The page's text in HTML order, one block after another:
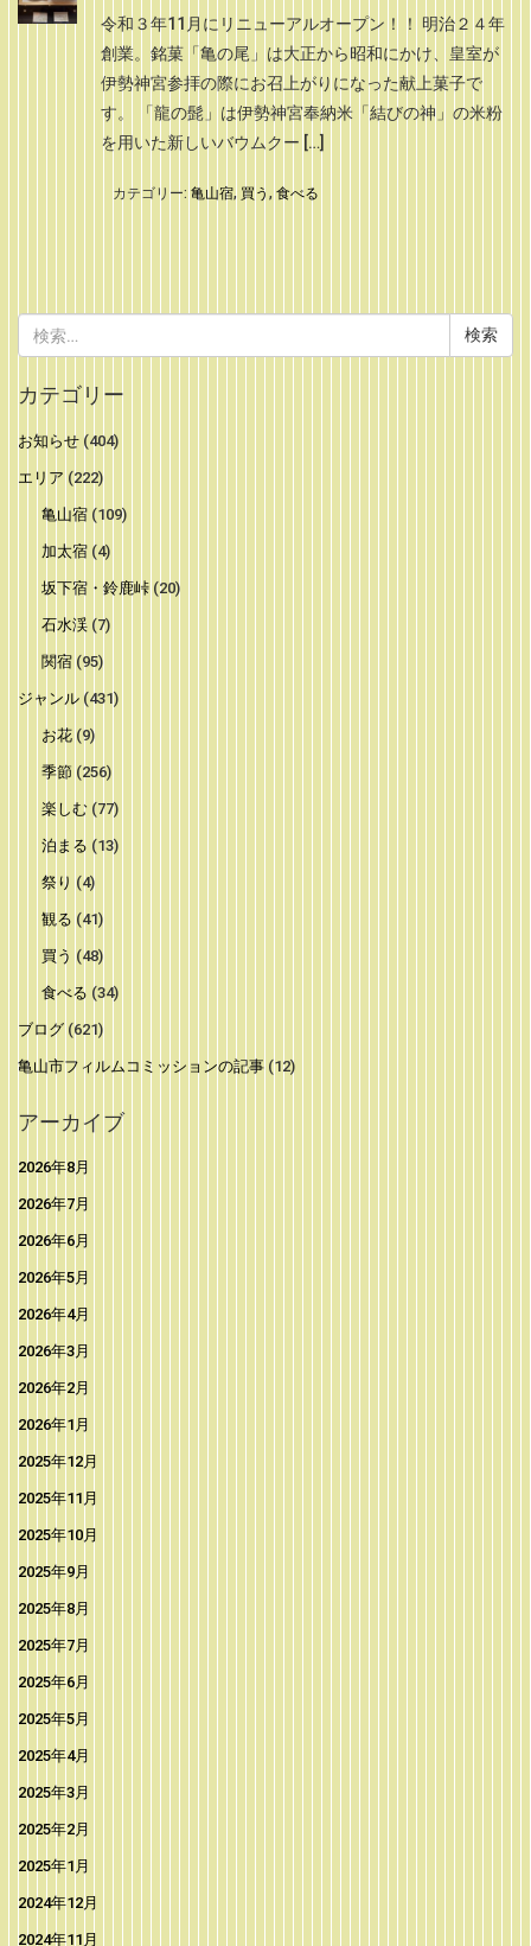
令和３年11月にリニューアルオープン！！ 明治２４年
創業。銘菓「亀の尾」は大正から昭和にかけ、皇室が
伊勢神宮参拝の際にお召上がりになった献上菓子で
す。 「龍の髭」は伊勢神宮奉納米「結びの神」の米粉
を用いた新しいバウムクー […]
カテゴリー: 亀山宿, 買う , 食べる
索:
カテゴリー
お知らせ (404)
エリア (222)
亀山宿(109)
加太宿(4)
坂下宿・鈴鹿峠(20)
石水渓(7)
関宿(95)
ジャンル (431)
お花(9)
季節 (256)
楽しむ (77)
泊まる (13)
祭り (4)
観る (41)
買う (48)
食べる (34)
ブログ (621)
亀山市フィルムコミッションの記事 (12)
アーカイブ
2026年8月
2026年7月
2026年6月
2026年5月
2026年4月
2026年3月
2026年2月
2026年1月
2025年12月
2025年11月
2025年10月
2025年9月
2025年8月
2025年7月
2025年6月
2025年5月
2025年4月
2025年3月
2025年2月
2025年1月
2024年12月
2024年11月